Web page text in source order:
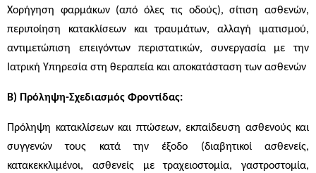
Χορήγηση φαρμάκων (από όλες τις οδούς), σίτιση ασθενών,
περιποίηση κατακλίσεων και τραυμάτων, αλλαγή ιματισμού,
αντιμετώπιση επειγόντων περιστατικών, συνεργασία με την
Ιατρική Υπηρεσία στη θεραπεία και αποκατάσταση των ασθενών
Β) Πρόληψη-Σχεδιασμός Φροντίδας:
Πρόληψη κατακλίσεων και πτώσεων, εκπαίδευση ασθενούς και
συγγενών τους κατά την έξοδο (διαβητικοί ασθενείς,
κατακεκκλιμένοι, ασθενείς με τραχειοστομία, γαστροστομία,